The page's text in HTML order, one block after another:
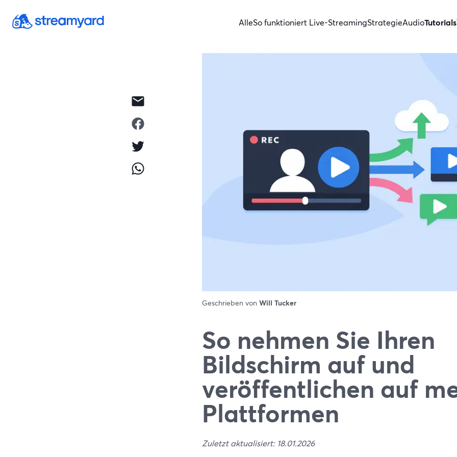
AlleSo funktioniert Live-StreamingStrategieAudioTutorials
Geschrieben von Will Tucker
So nehmen Sie Ihren
Bildschirm auf und
veröffentlichen auf
Plattformen
Zuletzt aktualisiert: 18.01.2026